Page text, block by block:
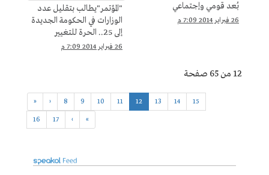
بُعد قومي وإجتماعي
26 فبراير 2014 7:09 م
"المؤتمر"يطالب بتقليل عدد
الوزارات في الحكومة الجديدة
إلى 25.. الحرة للتغيير
السلمى:نطالب الحكومة
26 فبراير 2014 7:09 م
12 من 65 صفحة
« ‹ 8 9 10 11 12 13 14 15
16 17 › »